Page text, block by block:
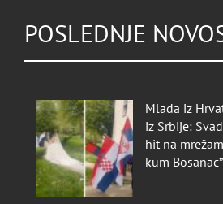
POSLEDNJE
Mlada iz
iz Srbije:
hit na
kum Bosanac”